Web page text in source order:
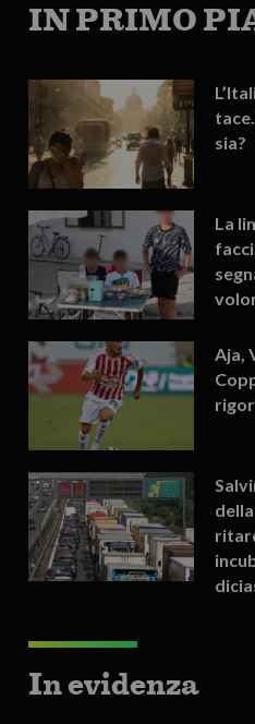
IN PRIMO
sia?
La
Aja,
In evidenza